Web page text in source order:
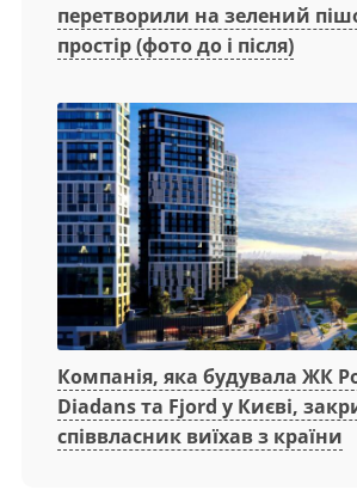
перетворили на зелений
простір (фото до і після)
Компанія, яка будувала ЖК
Diadans та Fjord у Києві,
співвласник виїхав з країни